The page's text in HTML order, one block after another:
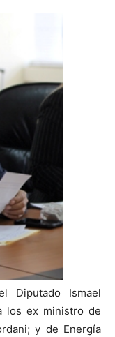
Diputado Ismael
los ex ministro de
y de Energía